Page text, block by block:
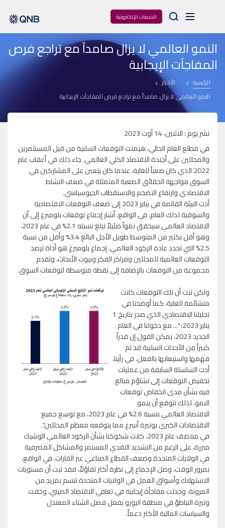
الخدمات الإلكترونية Arama
النمو العالمي لا يزال صامداً مع تراجع فرص
المفاجآت الإيجابية
الرئيسية
الأخبار
النمو العالمي لا يزال صامداً مع تراجع فرص المفاجآت الإيجابية
نشر يوم : الاثنين، 14 أوت 2023
في مطلع العام الحالي، هيمنت التوقعات السلبية من قبل المستثمرين
والمحللين على أجندة الاقتصاد الكلي العالمي. جاء ذلك في أعقاب عام
2022 الذي كان صعباً للغاية، عندما كان يتعين على المشاركين في
السوق مواجهة الحقائق الصعبة المتمثلة في ضعف النشاط
الاقتصادي وارتفاع التضخم والاستقطاب الجيوسياسي.
أدت البيئة القاتمة في يناير 2023 إلى ضعف التوقعات الاقتصادية
والسوقية لذلك العام. في الواقع، أشار إجماع توقعات بلومبرغ إلى أن
الاقتصاد العالمي سيحقق نمواً ضئيلاً تبلغ نسبته 2.1% في عام 2023،
وهو أقل بكثير من المتوسط طويل الأجل البالغ 3.4% وأقل من نسبة
2.5% التي تحدد عادة الركود العالمي. إجماع بلومبرغ هو أداة ترصد
التوقعات العالمية للمحللين ومراكز الفكر وبيوت الأبحاث، وتقدم
مجموعة من التوقعات بالإضافة إلى نقطة متوسطة لتوقعات السوق.
ولكن ثبت أن تلك التوقعات كانت
متشائمة للغاية، كما أوضحنا في
تحليلنا الاقتصادي الذي صدر بتاريخ 1
يناير 2023: "... مع دخولنا في العام
الجديد 2023، يمكن القول إن قدراً
كبيراً من الأحداث السلبية قد تم
فهمها واستيعابها بالفعل. في رأينا،
أدت السلسلة السابقة من عمليات
تخفيض التوقعات إلى تشاؤم مبالغ
فيه بشأن مدى انخفاض توقعات
النمو. لذلك نتوقع أن ينمو
الاقتصاد العالمي بنسبة 2.6% في عام 2023، مع توسع جميع
الاقتصادات الكبرى بوتيرة أسرع مما يتوقعه معظم المحللين".
في منتصف عام 2023، كانت شكوكنا بشأن الركود العالمي الوشيك
مبررة، على الرغم من التشديد النقدي المستمر والمشاكل المصرفية
في الولايات المتحدة وضعف القطاع الصناعي عبر القارات. في الواقع،
بمرور الوقت، وصل الإجماع إلى نظرة أكثر تفاؤلاً، فقد ثبت أن مستويات
الاستهلاك وأسواق العمل في الولايات المتحدة تتسم بمزيد من
المرونة، وحدثت مفاجأة إيجابية في تعافي الاقتصاد الصيني، وخفت
وتيرة التباطؤ في منطقة اليورو بفعل فصل الشتاء المعتدل
والسياسات المالية الأكثر دعماً.